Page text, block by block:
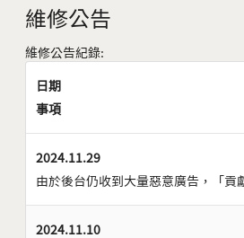
維修公告
維修公告紀錄:
日期
事項
2024.11.29
由於後台仍收到大量惡意廣告，「貢
2024.11.10